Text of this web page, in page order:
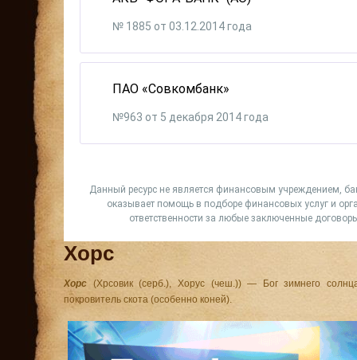
Хорс
Хорс (Хрсовик (серб.), Хорус (чеш.)) — Бог зимнего
покровитель скота (особенно коней).